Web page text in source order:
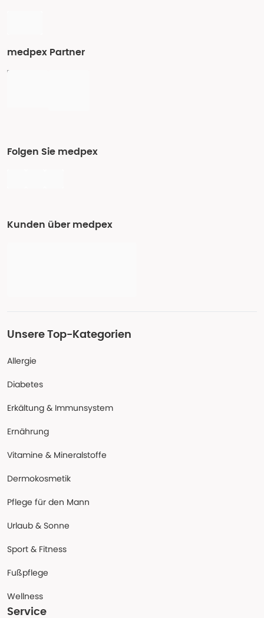
medpex Partner
Folgen Sie medpex
Kunden über medpex
Unsere Top-Kategorien
Allergie
Diabetes
Erkältung & Immunsystem
Ernährung
Vitamine & Mineralstoffe
Dermokosmetik
Pflege für den Mann
Urlaub & Sonne
Sport & Fitness
Fußpflege
Wellness
Service